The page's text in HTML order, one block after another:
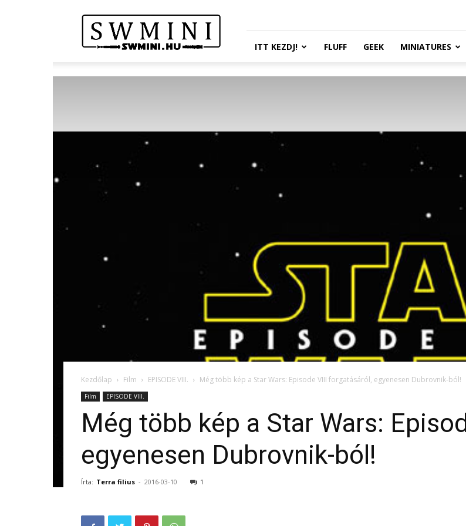
Wars
Miniatures
Portál
ITT KEZDJ! FLUFF GEEK MINIATURES
Kezdőlap Film EPISODE VIII. Még több kép a Star Wars: Episode VIII forgatásáról, egyenesen Dubrovnik-ból!
Film EPISODE VIII.
Még több kép a Star Wars:
egyenesen Dubrovnik-ból!
Írta: Terra filius - 2016-03-10 1